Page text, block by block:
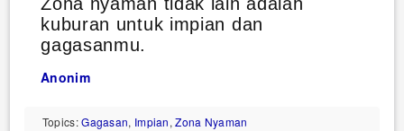
kuburan untuk impian dan
gagasanmu.
Anonim
Topics:Gagasan, Impian,Zona Nyaman